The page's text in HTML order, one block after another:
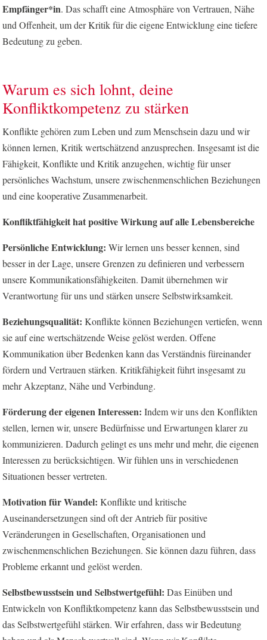
Empfänger*in. Das schafft eine Atmosphäre von Vertrauen, Nähe
und Offenheit, um der Kritik für die eigene Entwicklung eine tiefere
Bedeutung zu geben.
Warum es sich lohnt, deine
Konfliktkompetenz zu stärken
Konflikte gehören zum Leben und zum Menschsein dazu und wir
können lernen, Kritik wertschätzend anzusprechen. Insgesamt ist die
Fähigkeit, Konflikte und Kritik anzugehen, wichtig für unser
persönliches Wachstum, unsere zwischenmenschlichen Beziehungen
und eine kooperative Zusammenarbeit.
Konfliktfähigkeit hat positive Wirkung auf alle Lebensbereiche
Persönliche Entwicklung: Wir lernen uns besser kennen, sind
besser in der Lage, unsere Grenzen zu definieren und verbessern
unsere Kommunikationsfähigkeiten. Damit übernehmen wir
Verantwortung für uns und stärken unsere Selbstwirksamkeit.
Beziehungsqualität: Konflikte können Beziehungen vertiefen, wenn
sie auf eine wertschätzende Weise gelöst werden. Offene
Kommunikation über Bedenken kann das Verständnis füreinander
fördern und Vertrauen stärken. Kritikfähigkeit führt insgesamt zu
mehr Akzeptanz, Nähe und Verbindung.
Förderung der eigenen Interessen: Indem wir uns den Konflikten
stellen, lernen wir, unsere Bedürfnisse und Erwartungen klarer zu
kommunizieren. Dadurch gelingt es uns mehr und mehr, die eigenen
Interessen zu berücksichtigen. Wir fühlen uns in verschiedenen
Situationen besser vertreten.
Motivation für Wandel: Konflikte und kritische
Auseinandersetzungen sind oft der Antrieb für positive
Veränderungen in Gesellschaften, Organisationen und
zwischenmenschlichen Beziehungen. Sie können dazu führen, dass
Probleme erkannt und gelöst werden.
Selbstbewusstsein und Selbstwertgefühl: Das Einüben und
Entwickeln von Konfliktkompetenz kann das Selbstbewusstsein und
das Selbstwertgefühl stärken. Wir erfahren, dass wir Bedeutung